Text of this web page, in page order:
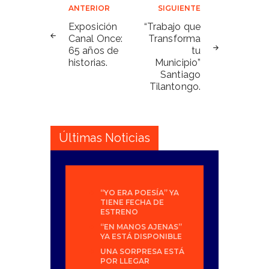
Navegación
de
entradas
ANTERIOR
Exposición
Canal Once:
65 años de
historias.
SIGUIENTE
“Trabajo que
Transforma
tu
Municipio”
Santiago
Tilantongo.
Últimas Noticias
“YO ERA POESÍA” YA
TIENE FECHA DE
ESTRENO
“EN MANOS AJENAS”
YA ESTÁ DISPONIBLE
UNA SORPRESA ESTÁ
POR LLEGAR